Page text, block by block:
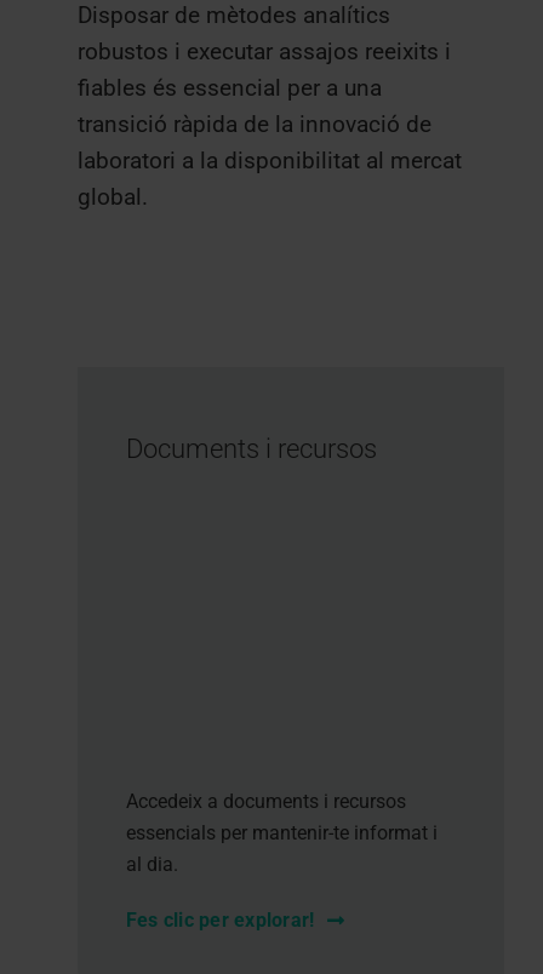
Disposar de mètodes analítics
robustos i executar assajos reeixits i
fiables és essencial per a una
transició ràpida de la innovació de
laboratori a la disponibilitat al mercat
global.
Documents i recursos
Accedeix a documents i recursos
essencials per mantenir-te informat i
al dia.
Fes clic per explorar!